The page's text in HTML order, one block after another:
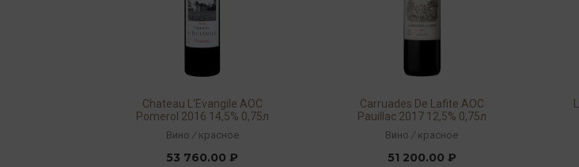
Chateau L'Evangile AOC
Pomerol 2016 14,5% 0,75л
Вино / красное
53 760.00 ₽
Carruades De Lafite AOC
Pauillac 2017 12,5% 0,75л
Вино / красное
51 200.00 ₽